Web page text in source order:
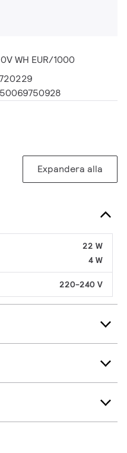
WH EUR/1000
Expandera alla
22 W
4 W
220-240 V